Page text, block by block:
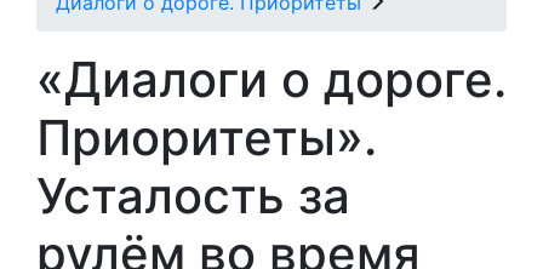
«Диалоги о дороге.
Приоритеты».
Усталость за
рулём во время